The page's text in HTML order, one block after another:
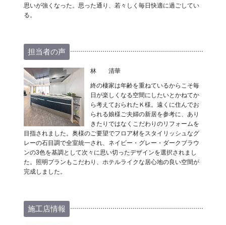
思いが強くなった。思った通り、若々しく毎日快適に過ごしてい
る。
担当者の声
林 清華
終の棲家は年齢を重ねているからこそ毎
日が楽しくなる空間にしたいとかねてか
ら考えておられたＫ様。遠くに住んでお
られる娘様ご夫婦の新居を参考に、あり
きたりではなくこだわりのリフォームを
目指されました。奥様のご要望でフロア材をスタイリッシュなグ
レーの石目調で全室統一され、ネイビー・グレー・ダークブラウ
ンの3色を基調として次々に思い切ったデザインを選択されまし
た。照明プランもこだわり、ホテルライクな居心地の良い空間が
完成しました。
施工店情報